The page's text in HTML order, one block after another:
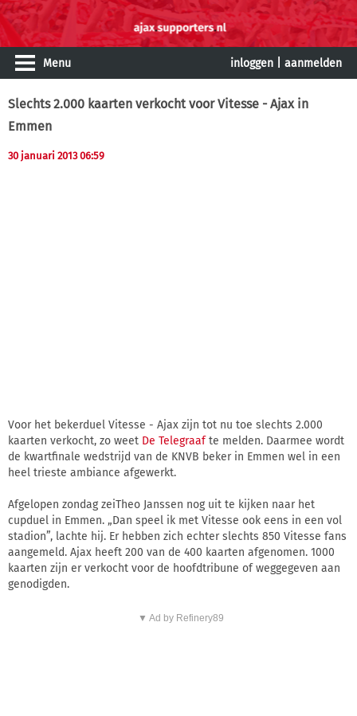
Menu inloggen aanmelden
Slechts 2.000 kaarten verkocht voor Vitesse - Ajax in
Emmen
30 januari 2013 06:59
Voor het bekerduel Vitesse - Ajax zijn tot nu toe slechts 2.000
kaarten verkocht, zo weet De Telegraafte melden. Daarmee wordt
de kwartfinale wedstrijd van de KNVB beker in Emmen wel in een
heel trieste ambiance afgewerkt.
Afgelopen zondag zeiTheo Janssen nog uit te kijken naar het
cupduel in Emmen. „Dan speel ik met Vitesse ook eens in een vol
stadion”, lachte hij. Er hebben zich echter slechts 850 Vitesse fans
aangemeld. Ajax heeft 200 van de 400 kaarten afgenomen. 1000
kaarten zijn er verkocht voor de hoofdtribune of weggegeven aan
genodigden.
▼ Ad by Refinery89